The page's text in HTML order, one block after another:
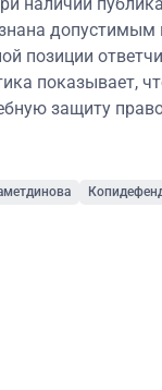
позиции
показывает,
защиту